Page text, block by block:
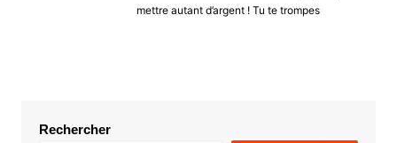
mettre autant d’argent ! Tu te trompes
Rechercher